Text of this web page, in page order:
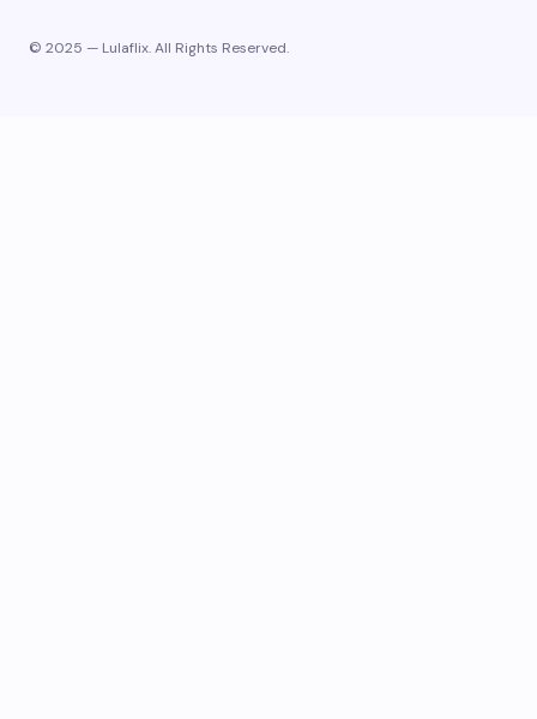
© 2025 — Lulaflix. All Rights Reserved.